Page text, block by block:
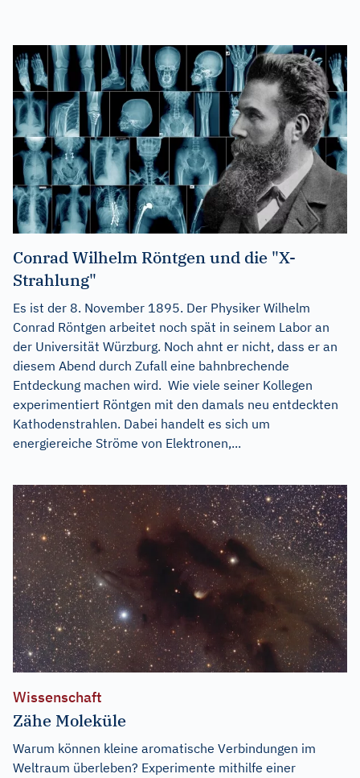
Conrad Wilhelm Röntgen und die "X-
Strahlung"
Es ist der 8. November 1895. Der Physiker Wilhelm
Conrad Röntgen arbeitet noch spät in seinem Labor an
der Universität Würzburg. Noch ahnt er nicht, dass er an
diesem Abend durch Zufall eine bahnbrechende
Entdeckung machen wird. Wie viele seiner Kollegen
experimentiert Röntgen mit den damals neu entdeckten
Kathodenstrahlen. Dabei handelt es sich um
energiereiche Ströme von Elektronen,...
Wissenschaft
Zähe Moleküle
Warum können kleine aromatische Verbindungen im
Weltraum überleben? Experimente mithilfe einer